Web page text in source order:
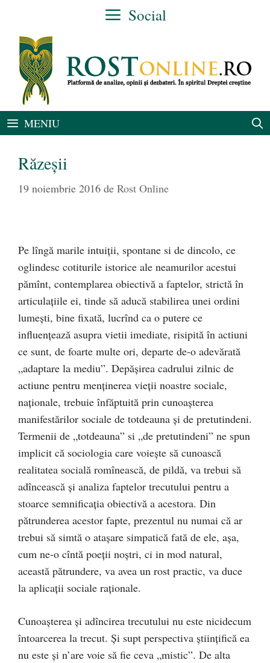
conținut
Social
MENIU
Răzeșii
19 noiembrie 2016 de Rost Online
Pe lîngă marile intuiții, spontane si de dincolo, ce
oglindesc cotiturile istorice ale neamurilor acestui
pămînt, contemplarea obiectivă a faptelor, strictă în
articulaţiile ei, tinde să aducă stabilirea unei ordini
lumeşti, bine fixată, lucrînd ca o putere ce
influenţează asupra vietii imediate, risipită în actiuni
ce sunt, de foarte multe ori, departe de-o adevărată
„adaptare la mediu”. Depăşirea cadrului zilnic de
actiune pentru menţinerea vieţii noastre sociale,
naţionale, trebuie înfăptuită prin cunoaşterea
manifestărilor sociale de totdeauna şi de pretutindeni.
Termenii de „totdeauna” si „de pretutindeni” ne spun
implicit că sociologia care voieşte să cunoască
realitatea socială romînească, de pildă, va trebui să
adîncească şi analiza faptelor trecutului pentru a
stoarce semnificaţia obiectivă a acestora. Din
pătrunderea acestor fapte, prezentul nu numai că ar
trebui să simtă o ataşare simpatică fată de ele, aşa,
cum ne-o cîntă poeţii noştri, ci in mod natural,
această pătrundere, va avea un rost practic, va duce
la aplicaţii sociale raţionale.
Cunoaşterea şi adîncirea trecutului nu este nicidecum
întoarcerea la trecut. Şi supt perspectiva ştiinţifică ea
nu este şi n’are voie să fie ceva „mistic”. De alta